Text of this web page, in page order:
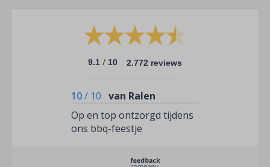
9.1 / 10 2.772 reviews
10/ 10 van Ralen
Op en top ontzorgd tijdens
ons bbq-feestje